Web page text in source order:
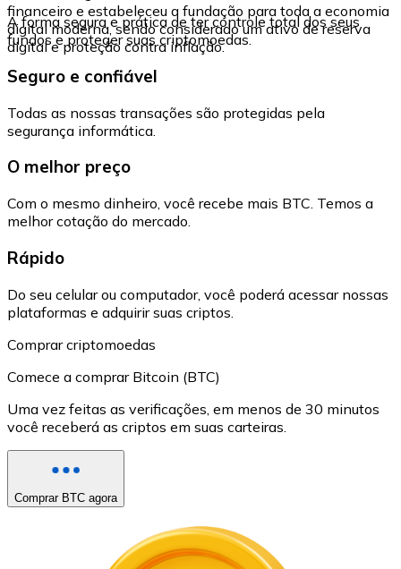
financeiro e estabeleceu a fundação para toda a economia
digital moderna, sendo considerado um ativo de reserva
digital e proteção contra inflação.
A forma segura e prática de ter controle total dos seus
fundos e proteger suas criptomoedas.
Seguro e confiável
Todas as nossas transações são protegidas pela
segurança informática.
O melhor preço
Com o mesmo dinheiro, você recebe mais BTC. Temos a
melhor cotação do mercado.
Rápido
Do seu celular ou computador, você poderá acessar nossas
plataformas e adquirir suas criptos.
Comprar criptomoedas
Comece a comprar Bitcoin (BTC)
Uma vez feitas as verificações, em menos de 30 minutos
você receberá as criptos em suas carteiras.
Comprar BTC agora